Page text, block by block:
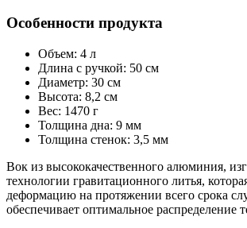
Особенности продукта
Объем: 4 л
Длина с ручкой: 50 см
Диаметр: 30 см
Высота: 8,2 см
Вес: 1470 г
Толщина дна: 9 мм
Толщина стенок: 3,5 мм
Вок из высококачественного алюминия,
технологии гравитационного литья,
деформацию на протяжении всего срока
обеспечивает оптимальное распределение